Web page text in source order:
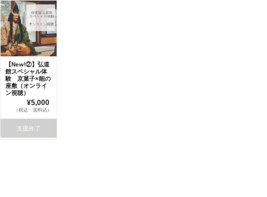
【New!②】弘道
館スペシャル体
験 京菓子×能の
座敷（オンライ
ン視聴）
¥5,000
（税込・送料込）
支援終了